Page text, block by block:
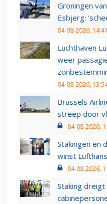
Groningen
Esbjerg:
04-08-2026, 14:41
Luchthaven
weer
04-08-2026,
Brussels
streep door
04-08-2026,
Stakingen en
winst
04-08-2026,
Staking